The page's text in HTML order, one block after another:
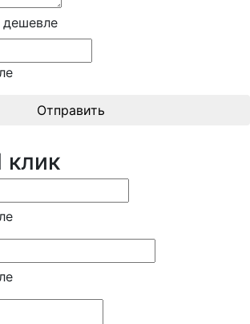
Отправить
клик